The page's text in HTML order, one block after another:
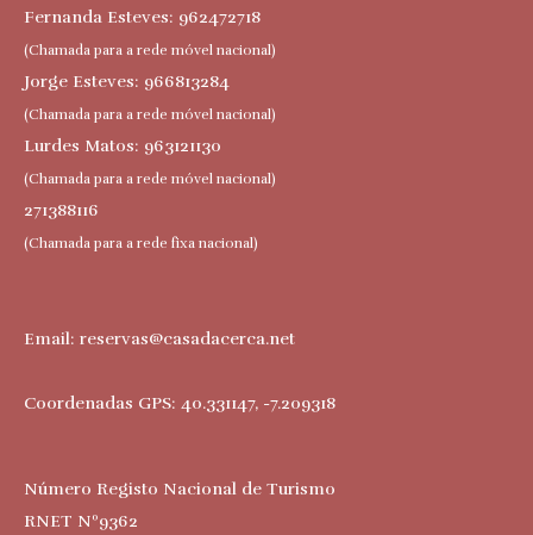
Fernanda Esteves: 962472718
(Chamada para a rede móvel nacional)
Jorge Esteves: 966813284
(Chamada para a rede móvel nacional)
Lurdes Matos: 963121130
(Chamada para a rede móvel nacional)
271388116
(Chamada para a rede fixa nacional)
Email: reservas@casadacerca.net
Coordenadas GPS: 40.331147, -7.209318
Número Registo Nacional de Turismo
RNET Nº9362